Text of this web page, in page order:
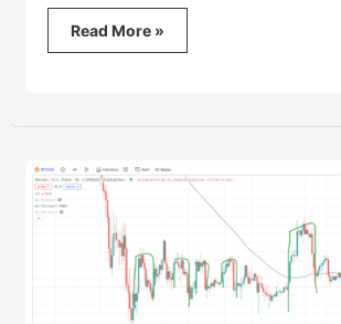
2022.6.8
比
析-
Read More »